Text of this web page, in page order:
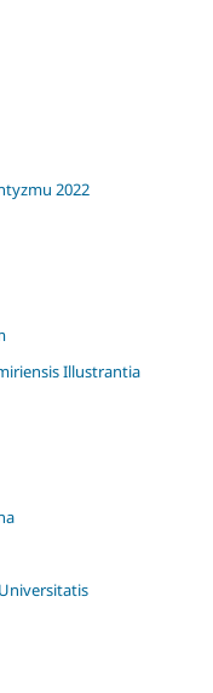
2022
Illustrantia